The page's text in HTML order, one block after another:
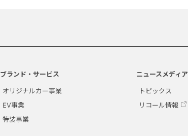
ブランド・サービス
オリジナルカー事業
EV事業
特装事業
ニュースメディア
トピックス
リコール情報